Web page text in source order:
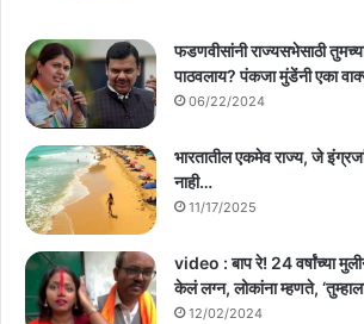
फडणवीसांनी राज्यसभेसाठी
पाठवलाय? पंकजा मुंडेंनी एका
06/22/2024
भारतातील एकमेव राज्य, जे
नाही…
11/17/2025
video : बाप रे! 24 वर्षांच्या
केलं लग्न, लोकांना म्हणते,
12/02/2024